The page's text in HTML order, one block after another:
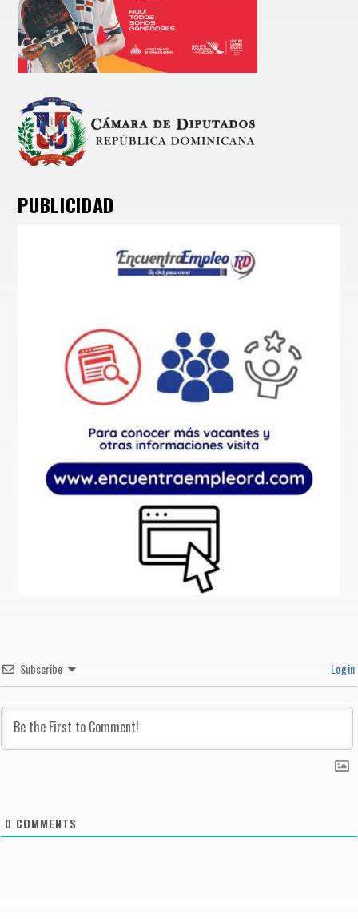
PUBLICIDAD
Subscribe Login
0 COMMENTS